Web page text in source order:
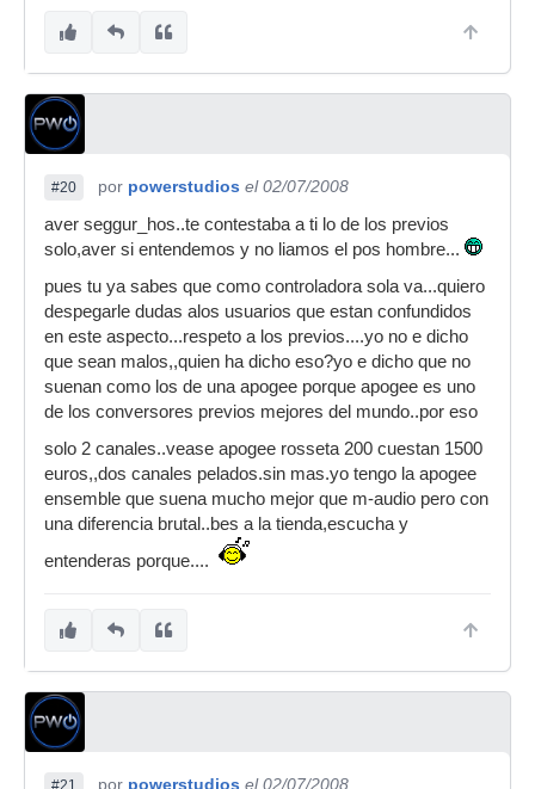
#20 por powerstudios el 02/07/2008
aver seggur_hos..te contestaba a ti lo de los previos
solo,aver si entendemos y no liamos el pos hombre...
pues tu ya sabes que como controladora sola va...quiero
despegarle dudas alos usuarios que estan confundidos
en este aspecto...respeto a los previos....yo no e dicho
que sean malos,,quien ha dicho eso?yo e dicho que no
suenan como los de una apogee porque apogee es uno
de los conversores previos mejores del mundo..por eso
solo 2 canales..vease apogee rosseta 200 cuestan 1500
euros,,dos canales pelados.sin mas.yo tengo la apogee
ensemble que suena mucho mejor que m-audio pero con
una diferencia brutal..bes a la tienda,escucha y
entenderas porque....
#21 por powerstudios el 02/07/2008